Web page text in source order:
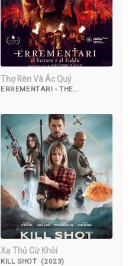
Thợ Rèn Và Ác Quỷ
ERREMENTARI - THE
Xạ Thủ Cừ Khôi
KILL SHOT (2023)